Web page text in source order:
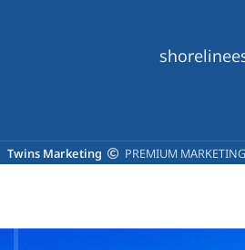
Twins Marketing PREMIUM